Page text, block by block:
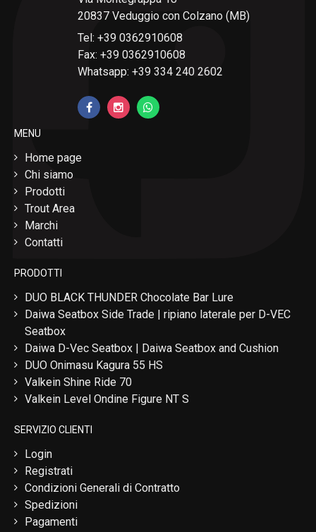
20837 Veduggio con Colzano (MB)
Tel: +39 0362910608
Fax: +39 0362910608
Whatsapp: +39 334 240 2602
MENU
Home page
Chi siamo
Prodotti
Trout Area
Marchi
Contatti
PRODOTTI
DUO BLACK THUNDER Chocolate Bar Lure
Daiwa Seatbox Side Trade | ripiano laterale per D-VEC
Seatbox
Daiwa D-Vec Seatbox | Daiwa Seatbox and Cushion
DUO Onimasu Kagura 55 HS
Valkein Shine Ride 70
Valkein Level Ondine Figure NT S
SERVIZIO CLIENTI
Login
Registrati
Condizioni Generali di Contratto
Spedizioni
Pagamenti